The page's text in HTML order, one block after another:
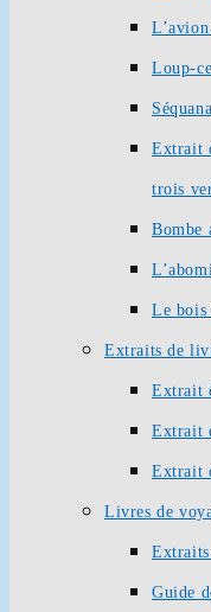
Loup-
Extrait
trois
Bombe
Le bois
Extraits de
Extrait
Extrait
Extrait
Livres de
Extraits
Guide